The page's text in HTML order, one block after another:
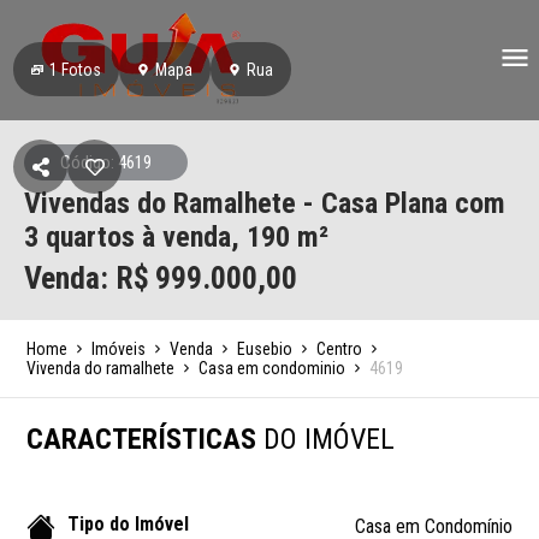
1Fotos Mapa Rua
Código: 4619
Vivendas do Ramalhete - Casa Plana com
3 quartos à venda, 190 m²
Venda: R$ 999.000,00
Home Imóveis Venda Eusebio
Centro
Vivenda do ramalhete
Casa em condominio 4619
CARACTERÍSTICAS DO IMÓVEL
Tipo do Imóvel Casa em Condomínio